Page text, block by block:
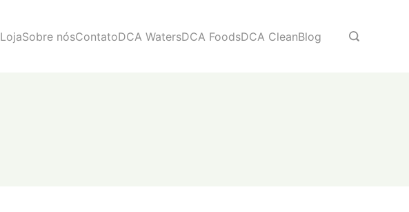
LojaSobre nósContatoDCA WatersDCA FoodsDCA CleanBlog